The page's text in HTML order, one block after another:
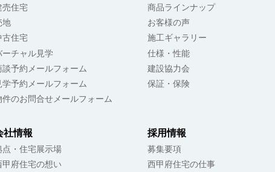
売住宅
地
古住宅
ーチャル見学
談予約メールフォーム
学予約メールフォーム
件のお問合せメールフォーム
商品ラインナップ
お客様の声
施工ギャラリー
仕様・性能
建設協力会
保証・保険
社情報
点・住宅展示場
甲府住宅の想い
採用情報
募集要項
西甲府住宅の仕事